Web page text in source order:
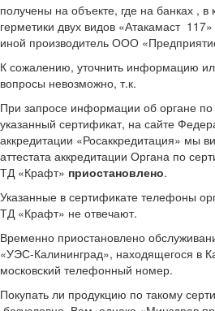
получены на объекте, где на банках , в
герметики двух видов «Атакамаст
иной производитель ООО
К сожалению, уточнить информацию
вопросы невозможно, т.к.
При запросе информации об органе
указанный сертификат, на сайте
аккредитации «Росаккредитация» мы
аттестата аккредитации Органа по
ТД «Крафт» приостановлено.
Указанные в сертификате телефоны
ТД «Крафт» не отвечают.
Временно приостановлено
«УЭС-Калининград», находящегося в
московский телефонный номер.
Покупать ли продукцию по такому